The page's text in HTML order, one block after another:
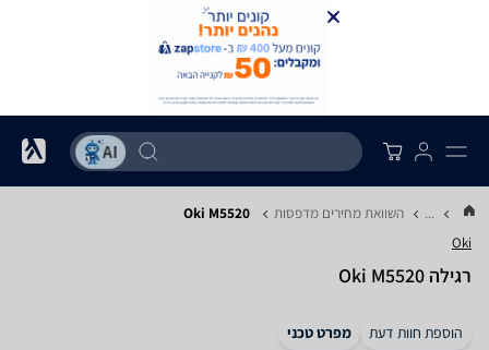
... השוואת מחירים מדפסות Oki M5520
Oki
‏רגילה Oki M5520
הוספת חוות דעת מפרט טכני